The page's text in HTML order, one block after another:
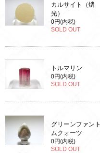
カルサイト（燐
光）
0円(内税)
SOLD OUT
トルマリン
0円(内税)
SOLD OUT
グリーンファント
ムクォーツ
0円(内税)
SOLD OUT